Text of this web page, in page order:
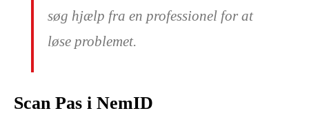
søg hjælp fra en professionel for at
løse problemet.
Scan Pas i NemID